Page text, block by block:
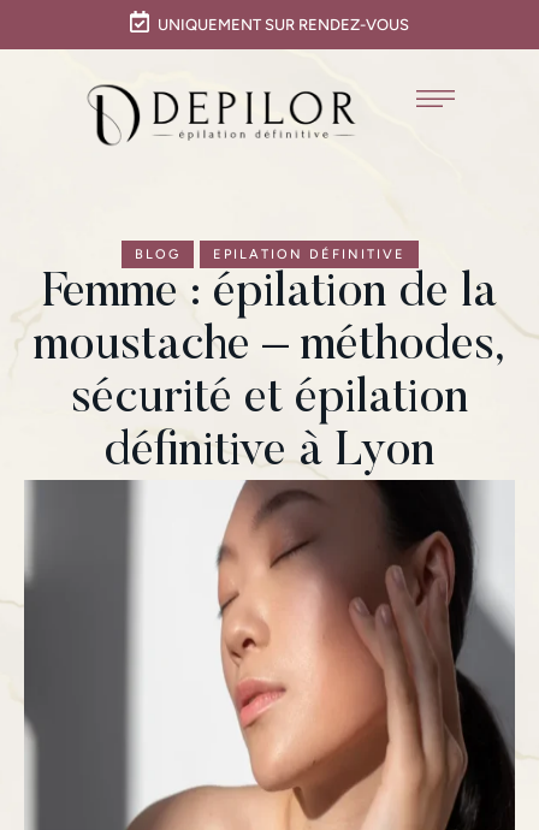
UNIQUEMENT SUR RENDEZ-VOUS
BLOG EPILATION DÉFINITIVE
Femme : épilation de la
moustache – méthodes,
sécurité et épilation
définitive à Lyon